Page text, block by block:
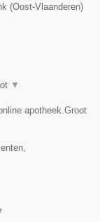
(Oost-Vlaanderen)
▼
apotheek.Groot